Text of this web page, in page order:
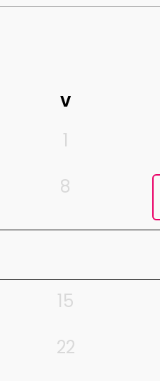
à partager en
: l’occasion rêvée
V
1
8
15
22